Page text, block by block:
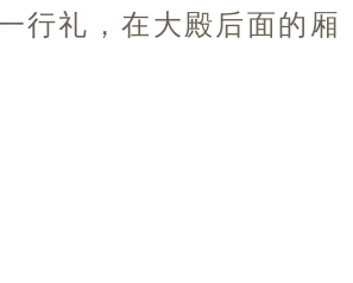
行礼，在大殿后面的厢